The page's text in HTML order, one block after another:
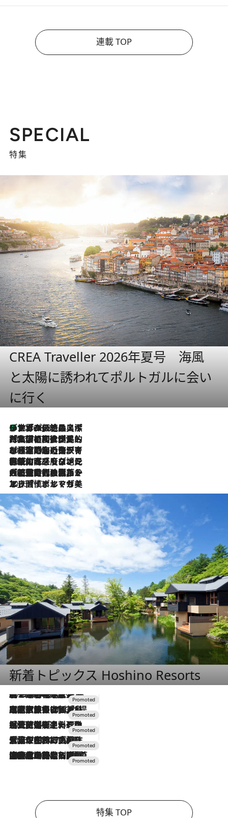
連載 TOP
SPECIAL
特集
CREA Traveller 2026年夏号 海風
と太陽に誘われてポルトガルに会い
に行く
2026.8.8
リスボンの絶品スイーツ「パステル・デ・ナタ」とは？ポルトガル伝統の奥深い世界へ
2026.7.27
「私の祖国はポルトガル語です」国民的詩人フェルナンド・ペソアと、彼が愛した文学の街を歩く
2026.7.26
ポルトガル近海が育む極上の海の幸。キリリと冷えた白ワインと愉しむ、シーフード専門店の贅沢
2026.7.22
伝統の味をモダンに昇華。高感度な地元客が集う、リスボンの最旬ガストロノミー
2026.7.21
大航海時代の栄華から、震災、独裁、そして革命へ。ポルトガル・首都リスボンの石畳に刻まれた「歴史の光と影」
2026.7.13
エッセイ・ヤマザキマリ「慎ましくも美しき国 ポルトガル」
新着トピックス Hoshino Resorts
2026.8.7
【トンボの足水浴】ヒノキの香りに包まれて涼感マックス！約13℃の湧水かけ流しを避暑地「星野温泉 トンボの湯」で体験
2026.7.31
【ホテル帰省】という選択肢をOMOが提案。家族とほどよい距離を保つには「昼は実家、夜は気兼ねなくホテルで！」
2026.7.24
【夏限定ディナーコース】旬を迎える稚鮎や花ズッキーニなどをイタリア・トスカーナの郷土料理の手法で満喫！
2026.7.17
「土佐和ハーブかき氷」がOMO7高知に登場！生姜、山椒、大葉など目にも舌にも涼を呼ぶ郷土の味
2026.7.10
NEW OPEN！【界 草津】名湯の地に誕生。趣の異なる2種の温泉と上州ならではの会席・蕎麦割烹など美食を味わう究極の癒やし旅
特集 TOP